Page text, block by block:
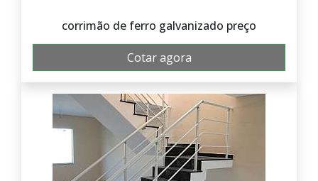
corrimão de ferro galvanizado preço
Cotar agora